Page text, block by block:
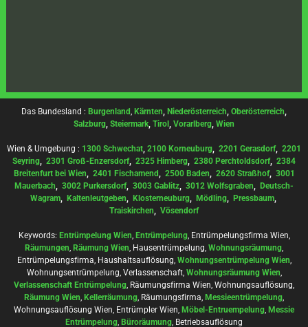
Das Bundesland : Burgenland, Kärnten, Niederösterreich, Oberösterreich,
Salzburg, Steiermark, Tirol , Vorarlberg, Wien
Wien & Umgebung : 1300 Schwechat, 2100 Korneuburg, 2201 Gerasdorf, 2201
Seyring, 2301 Groß-Enzersdorf, 2325 Himberg, 2380 Perchtoldsdorf, 2384
Breitenfurt bei Wien, 2401 Fischamend, 2500 Baden, 2620 Straßhof, 3001
Mauerbach, 3002 Purkersdorf, 3003 Gablitz, 3012 Wolfsgraben, Deutsch-
Wagram, Kaltenleutgeben, Klosterneuburg, Mödling, Pressbaum,
Traiskirchen, Vösendorf
Keywords: Entrümpelung Wien, Entrümpelung, Entrümpelungsfirma Wien,
Räumungen, Räumung Wien, Hausentrümpelung, Wohnungsräumung,
Entrümpelungsfirma, Haushaltsauflösung, Wohnungsentrümpelung Wien,
Wohnungsentrümpelung, Verlassenschaft, Wohnungsräumung Wien,
Verlassenschaft Entrümpelung, Räumungsfirma Wien, Wohnungsauflösung,
Räumung Wien, Kellerräumung, Räumungsfirma, Messieentrümpelung,
Wohnungsauflösung Wien, Entrümpler Wien, Möbel-Entruempelung, Messie
Entrümpelung, Büroräumung, Betriebsauflösung